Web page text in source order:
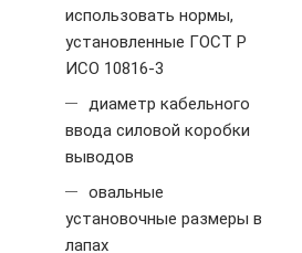
использовать нормы,
установленные ГОСТ Р
ИСО 10816-3
диаметр кабельного
ввода силовой коробки
выводов
овальные
установочные размеры в
лапах